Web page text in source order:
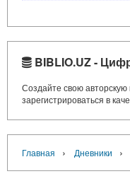
BIBLIO.UZ -
Создайте свою
зарегистрироваться в
Главная › Дневники ›